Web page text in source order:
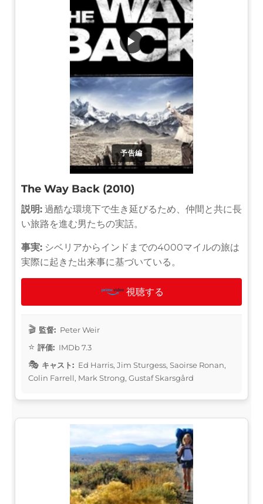
予告編
▶
The Way Back (2010)
説明: 過酷な環境下で生き延びるため、仲間と共に長
い旅路を進む男たちの実話。
事実: シベリアからインドまでの4000マイルの旅は
実際に起きた出来事に基づいている。
視聴する
監督: Peter Weir
評価: IMDb 7.3
キャスト: Ed Harris, Jim Sturgess, Saoirse Ronan,
Colin Farrell, Mark Strong, Gustaf Skarsgård